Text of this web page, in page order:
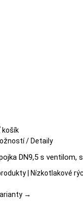
košík
Tento
má
viacero
Možnosti
/ Detaily
DN9,5 s ventilom,
| Nízkotlakové
→